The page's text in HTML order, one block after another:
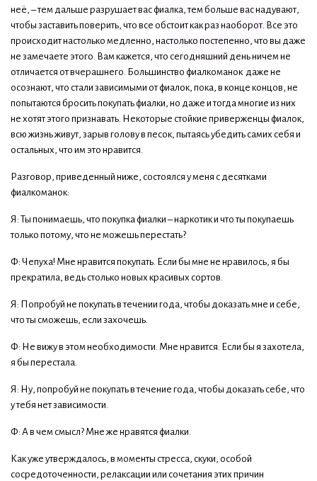
неё, – тем дальше разрушает вас фиалка, тем больше вас надувают,
чтобы заставить поверить, что все обстоит как раз наоборот. Все это
происходит настолько медленно, настолько постепенно, что вы даже
не замечаете этого. Вам кажется, что сегодняшний день ничем не
отличается от вчерашнего. Большинство фиалкоманок даже не
осознают, что стали зависимыми от фиалок, пока, в конце концов, не
попытаются бросить покупать фиалки, но даже и тогда многие из них
не хотят этого признавать. Некоторые стойкие приверженцы фиалок,
всю жизнь живут, зарыв голову в песок, пытаясь убедить самих себя и
остальных, что им это нравится.
Разговор, приведенный ниже, состоялся у меня с десятками
фиалкоманок:
Я: Ты понимаешь, что покупка фиалки – наркотик и что ты покупаешь
только потому, что не можешь перестать?
Ф: Чепуха! Мне нравится покупать. Если бы мне не нравилось, я бы
прекратила, ведь столько новых красивых сортов.
Я: Попробуй не покупать в течении года, чтобы доказать мне и себе,
что ты сможешь, если захочешь.
Ф: Не вижу в этом необходимости. Мне нравится. Если бы я захотела,
я бы перестала.
Я: Ну, попробуй не покупать в течение года, чтобы доказать себе, что
у тебя нет зависимости.
Ф: А в чем смысл? Мне же нравятся фиалки.
Как уже утверждалось, в моменты стресса, скуки, особой
сосредоточенности, релаксации или сочетания этих причин